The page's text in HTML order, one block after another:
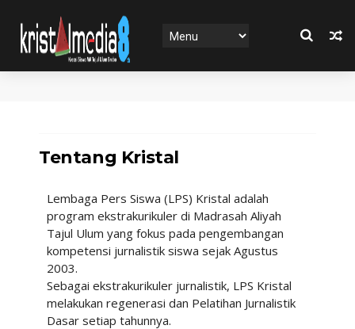
Tentang Kristal
Lembaga Pers Siswa (LPS) Kristal adalah
program ekstrakurikuler di Madrasah Aliyah
Tajul Ulum yang fokus pada pengembangan
kompetensi jurnalistik siswa sejak Agustus
2003.
Sebagai ekstrakurikuler jurnalistik, LPS Kristal
melakukan regenerasi dan Pelatihan Jurnalistik
Dasar setiap tahunnya.